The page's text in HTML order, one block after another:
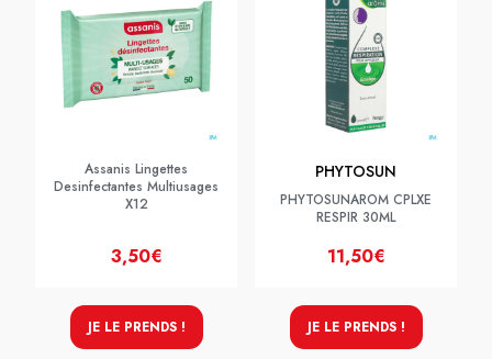
Assanis Lingettes
Desinfectantes Multiusages
X12
3,50€
JE LE PRENDS !
PHYTOSUN
PHYTOSUNAROM CPLXE
RESPIR 30ML
11,50€
JE LE PRENDS !